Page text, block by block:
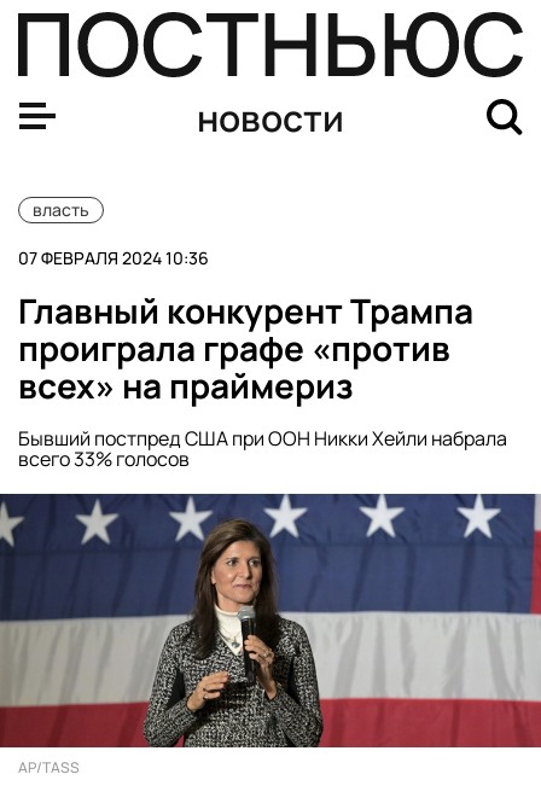
новости
власть
07 ФЕВРАЛЯ 2024 10:36
Главный конкурент Трампа
проиграла графе «против
всех» на праймериз
Бывший постпред США при ООН Никки Хейли набрала
всего 33% голосов
AP/TASS
Евродепутаты призвали отстранить Израиль от